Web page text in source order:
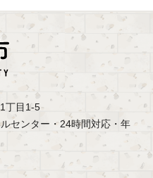
丁目1-5
センター・24時間対応・年